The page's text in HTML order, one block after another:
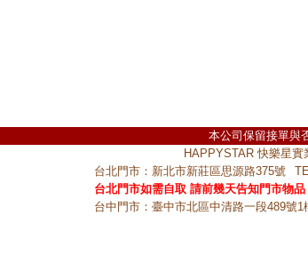
本公司保留接單與
HAPPYSTAR 快樂星實
台北門市：新北市新莊區思源路375號
台北門市如需自取 請前幾天告知門市物
台中門市：臺中市北區中清路一段489號1